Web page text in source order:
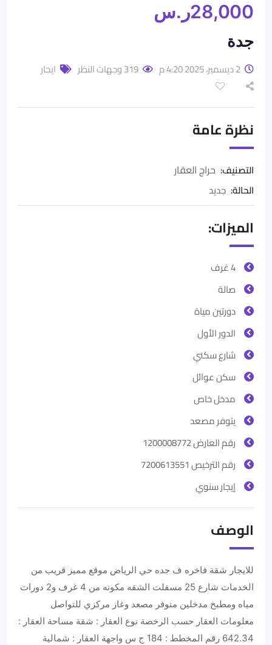
28,000ر.س
جدة
2 ديسمبر، 2025 4:20 م 319 وجهات النظر ايجار
نظرة عامة
التصنيف: حراج العقار
الحالة: جديد
الميزات:
4 غرف
صالة
دورتين مياة
الدور الأول
شارع سكني
سكن عوائل
مدخل خاص
يتوفر مصعد
رقم العارض 1200008772
رقم الترخيص 7200613551
إيجار سنوي
الوصف
للايجار شقة فاخره ف جده حي الرياض موقع مميز قريب من
الخدمات شارع 25 مسفلت الشقه مكونه من 4 غرف و2 دورات
مياه ومطبخ مدخلين متوفر مصعد وغاز مركزي للتواصل
معلومات العقار حسب الرخصة نوع العقار : شقة مساحة العقار :
642.34 رقم المخطط : 184 ج س واجهة العقار : شمالية